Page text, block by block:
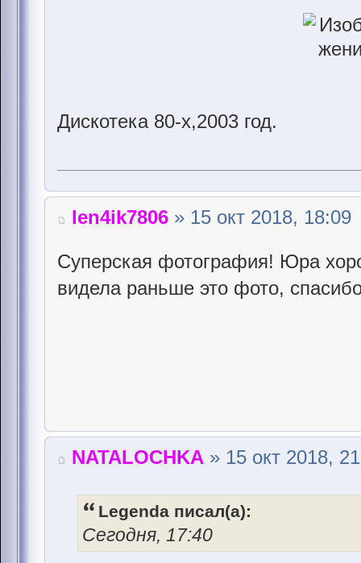
Дискотека 80-х,2003 год.
len4ik7806 » 15 окт 2018, 18:09
Суперская фотография! Юра
видела раньше это фото,
NATALOCHKA » 15 окт 2018,
Legenda писал(а):
Сегодня, 17:40